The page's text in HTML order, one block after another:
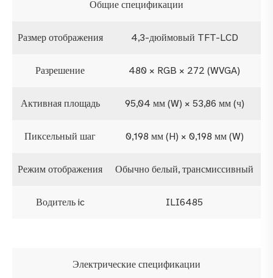
Общие спецификации
Размер отображения 4,3-дюймовый TFT-LCD
Разрешение 480 × RGB × 272 (WVGA)
Активная площадь 95,04 мм (W) × 53,86 мм (ч)
Пиксельный шаг 0,198 мм (H) × 0,198 мм (W)
Режим отображения Обычно белый, трансмиссивный
Водитель ic ILI6485
Электрические спецификации